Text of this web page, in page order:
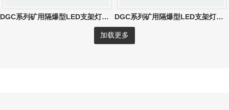
DGC系列矿用隔爆型LED支架灯（10W-30W） DGC系列矿用隔爆型LED支架灯（圆形）
加载更多